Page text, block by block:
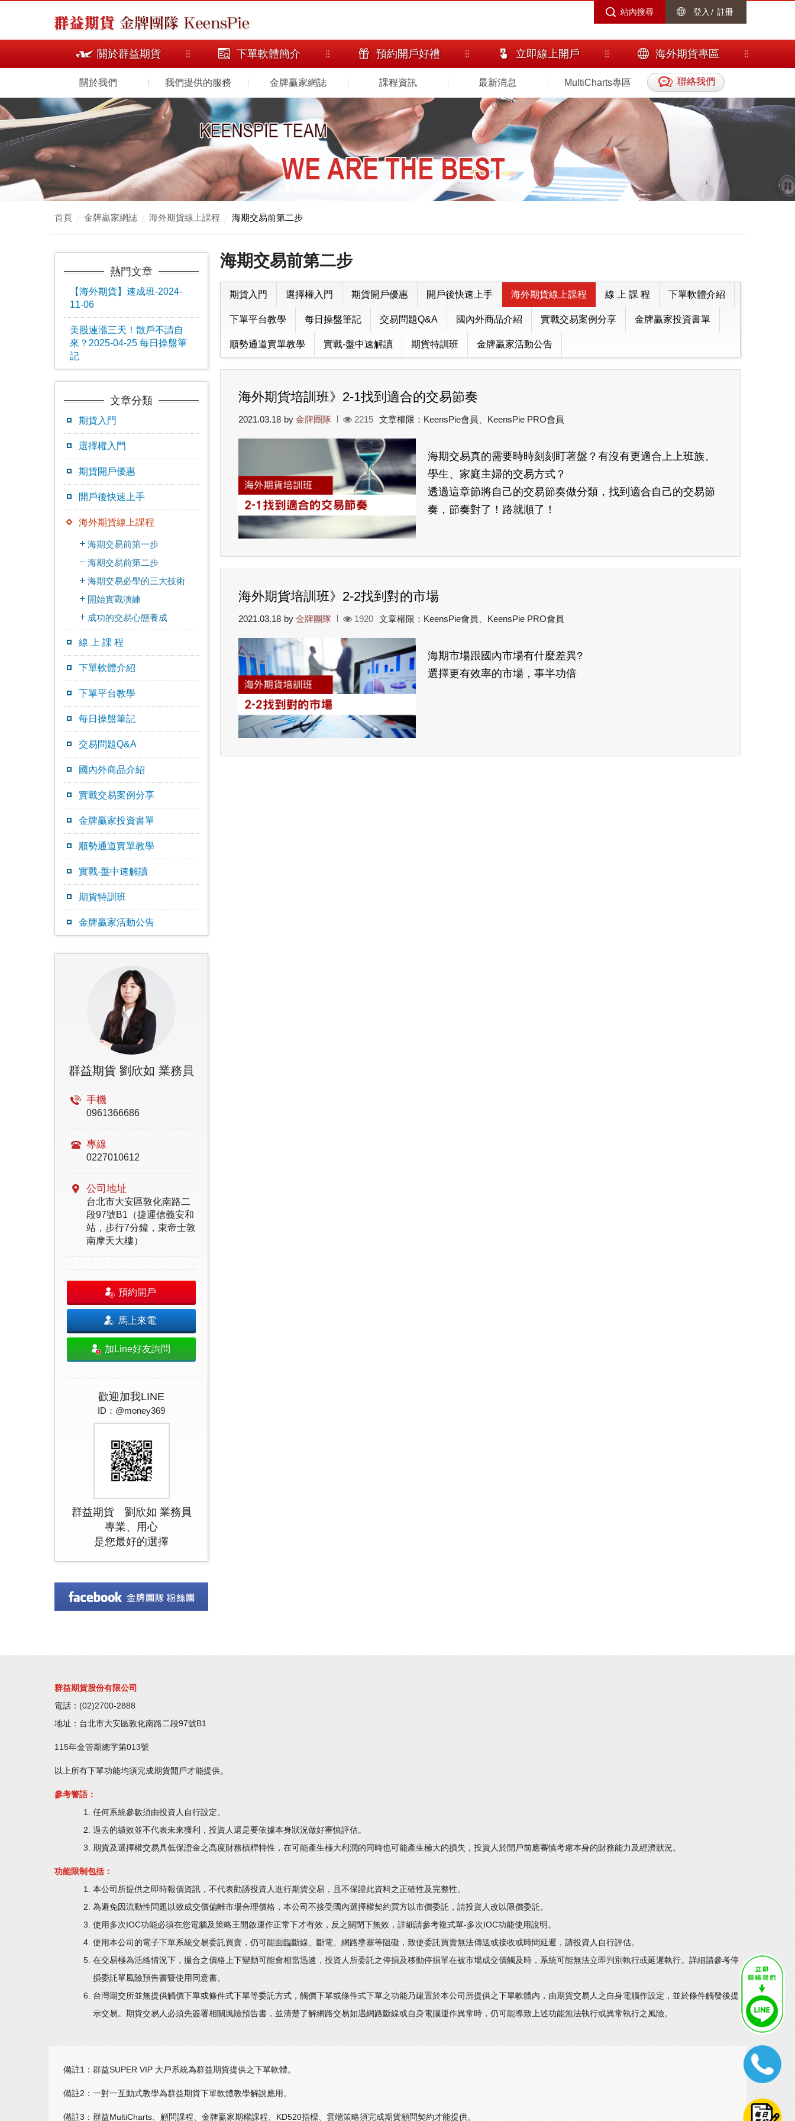
站內搜尋 登入 / 註冊
關於群益期貨 下單軟體簡介 預約開戶好禮 立即線上開戶 海外期貨專區
關於我們 我們提供的服務 金牌贏家網誌 課程資訊 最新消息 MultiCharts專區 聯絡我們
首頁 金牌贏家網誌 海外期貨線上課程 海期交易前第二步
熱門文章
【海外期貨】速成班-2024-
11-06
美股連漲三天！散戶不請自
來？2025-04-25 每日操盤筆
記
文章分類
期貨入門
選擇權入門
期貨開戶優惠
開戶後快速上手
海外期貨線上課程
海期交易前第一步
海期交易前第二步
海期交易必學的三大技術
開始實戰演練
成功的交易心態養成
線 上 課 程
下單軟體介紹
下單平台教學
每日操盤筆記
交易問題Q&A
國內外商品介紹
實戰交易案例分享
金牌贏家投資書單
順勢通道實單教學
實戰-盤中速解讀
期貨特訓班
金牌贏家活動公告
群益期貨 劉欣如 業務員
手機
0961366686
專線
0227010612
公司地址
台北市大安區敦化南路二
段97號B1（捷運信義安和
站，步行7分鐘，東帝士敦
南摩天大樓）
預約開戶
馬上來電
加Line好友詢問
歡迎加我LINE
ID：@money369
群益期貨 劉欣如 業務員
專業、用心
是您最好的選擇
海期交易前第二步
期貨入門 選擇權入門 期貨開戶優惠 開戶後快速上手 海外期貨線上課程 線 上 課 程 下單軟體介紹
下單平台教學 每日操盤筆記 交易問題Q&A 國內外商品介紹 實戰交易案例分享 金牌贏家投資書單
順勢通道實單教學 實戰-盤中速解讀 期貨特訓班 金牌贏家活動公告
海外期貨培訓班》2-1找到適合的交易節奏
2021.03.18 by 金牌團隊 2215 文章權限：KeensPie會員、KeensPie PRO會員
海期交易真的需要時時刻刻盯著盤？有沒有更適合上上班族、
學生、家庭主婦的交易方式？
透過這章節將自己的交易節奏做分類，找到適合自己的交易節
奏，節奏對了！路就順了！
海外期貨培訓班》2-2找到對的市場
2021.03.18 by 金牌團隊 1920 文章權限：KeensPie會員、KeensPie PRO會員
海期市場跟國內市場有什麼差異?
選擇更有效率的市場，事半功倍
群益期貨股份有限公司
電話：(02)2700-2888
地址：台北市大安區敦化南路二段97號B1
115年金管期總字第013號
以上所有下單功能均須完成期貨開戶才能提供。
參考警語：
任何系統參數須由投資人自行設定。
過去的績效並不代表未來獲利，投資人還是要依據本身狀況做好審慎評估。
期貨及選擇權交易具低保證金之高度財務槓桿特性，在可能產生極大利潤的同時也可能產生極大的損失，投資人於開戶前應審慎考慮本身的財務能力及經濟狀況。
功能限制包括：
本公司所提供之即時報價資訊，不代表勸誘投資人進行期貨交易，且不保證此資料之正確性及完整性。
為避免因流動性問題以致成交價偏離市場合理價格，本公司不接受國內選擇權契約買方以市價委託，請投資人改以限價委託。
使用多次IOC功能必須在您電腦及策略王開啟運作正常下才有效，反之關閉下無效，詳細請參考複式單-多次IOC功能使用說明。
使用本公司的電子下單系統交易委託買賣，仍可能面臨斷線、斷電、網路壅塞等阻礙，致使委託買賣無法傳送或接收或時間延遲，請投資人自行評估。
在交易極為活絡情況下，撮合之價格上下變動可能會相當迅速，投資人所委託之停損及移動停損單在被市場成交價觸及時，系統可能無法立即判別執行或延遲執行。詳細請參考停
損委託單風險預告書暨使用同意書。
台灣期交所並無提供觸價下單或條件式下單等委託方式，觸價下單或條件式下單之功能乃建置於本公司所提供之下單軟體內，由期貨交易人之自身電腦作設定，並於條件觸發後提
示交易。期貨交易人必須先簽署相關風險預告書，並清楚了解網路交易如遇網路斷線或自身電腦運作異常時，仍可能導致上述功能無法執行或異常執行之風險。
備註1：群益SUPER VIP 大戶系統為群益期貨提供之下單軟體。
備註2：一對一互動式教學為群益期貨下單軟體教學解說應用。
備註3：群益MultiCharts、顧問課程、金牌贏家期權課程、KD520指標、雲端策略須完成期貨顧問契約才能提供。